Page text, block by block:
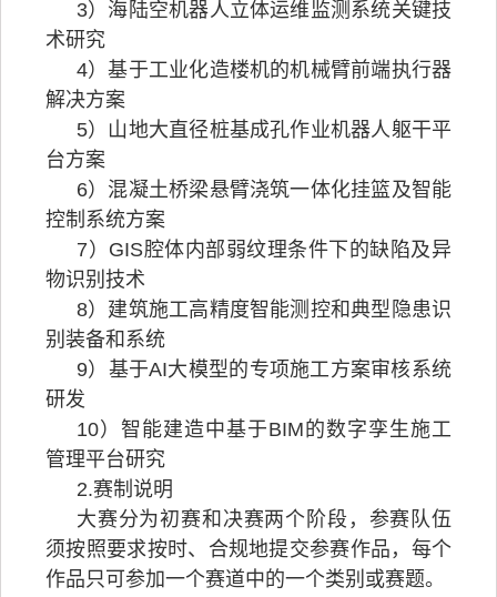
3）海陆空机器人立体运维监测系统关键技
术研究
4）基于工业化造楼机的机械臂前端执行器
解决方案
5）山地大直径桩基成孔作业机器人躯干平
台方案
6）混凝土桥梁悬臂浇筑一体化挂篮及智能
控制系统方案
7）GIS腔体内部弱纹理条件下的缺陷及异
物识别技术
8）建筑施工高精度智能测控和典型隐患识
别装备和系统
9）基于AI大模型的专项施工方案审核系统
研发
10）智能建造中基于BIM的数字孪生施工
管理平台研究
2.赛制说明
大赛分为初赛和决赛两个阶段，参赛队伍
须按照要求按时、合规地提交参赛作品，每个
作品只可参加一个赛道中的一个类别或赛题。